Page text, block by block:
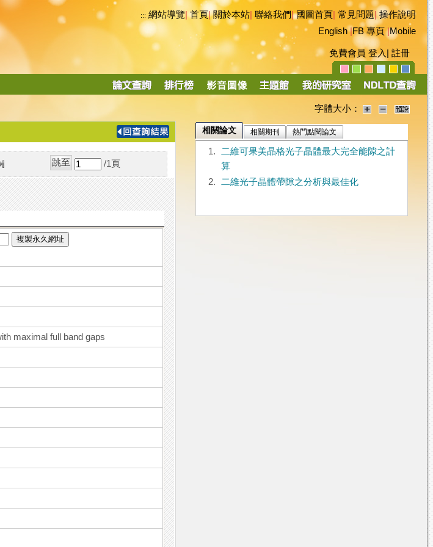
::: 網站導覽|首頁|關於本站 聯絡我們|國圖首頁 常見問題|操作說明
English|FB 專頁|Mobile
免費會員 登入 註冊
導
字體大小：
/1 頁
複製永久網址
maximal full band gaps
相關論文 相關期刊 熱門點閱論文
1.
二維可果美晶格光子晶體最大完全能隙之計
算
2.
二維光子晶體帶隙之分析與最佳化